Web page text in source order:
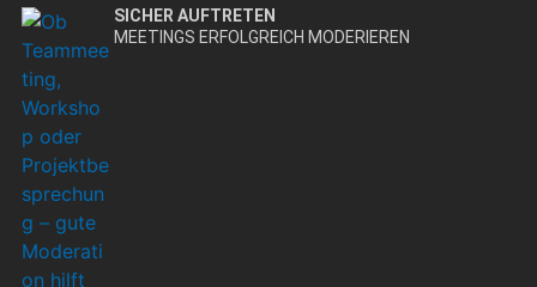
SICHER AUFTRETEN
MEETINGS ERFOLGREICH MODERIEREN